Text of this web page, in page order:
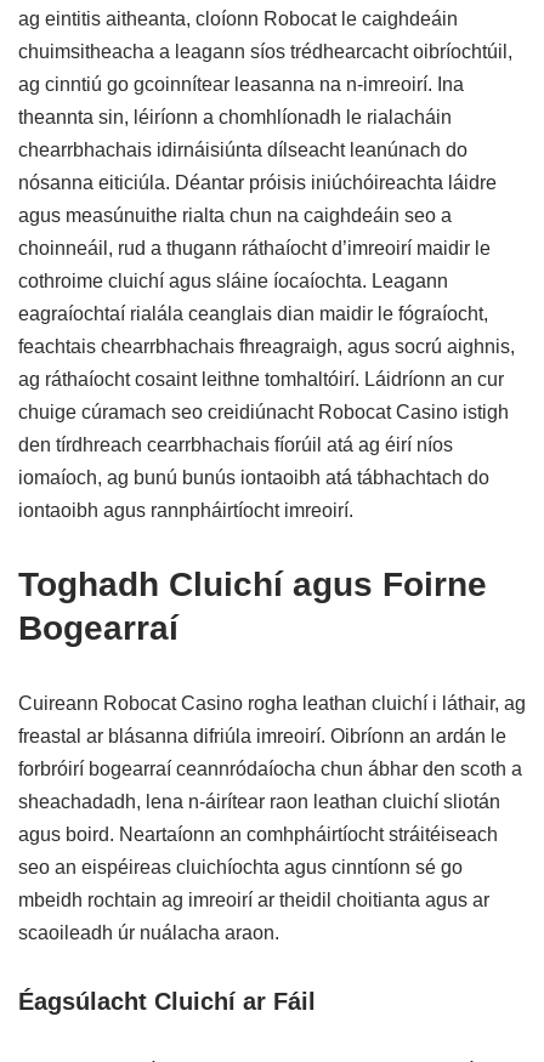
ag eintitis aitheanta, cloíonn Robocat le caighdeáin
chuimsitheacha a leagann síos trédhearcacht oibríochtúil,
ag cinntiú go gcoinnítear leasanna na n-imreoirí. Ina
theannta sin, léiríonn a chomhlíonadh le rialacháin
chearrbhachais idirnáisiúnta dílseacht leanúnach do
nósanna eiticiúla. Déantar próisis iniúchóireachta láidre
agus measúnuithe rialta chun na caighdeáin seo a
choinneáil, rud a thugann ráthaíocht d’imreoirí maidir le
cothroime cluichí agus sláine íocaíochta. Leagann
eagraíochtaí rialála ceanglais dian maidir le fógraíocht,
feachtais chearrbhachais fhreagraigh, agus socrú aighnis,
ag ráthaíocht cosaint leithne tomhaltóirí. Láidríonn an cur
chuige cúramach seo creidiúnacht Robocat Casino istigh
den tírdhreach cearrbhachais fíorúil atá ag éirí níos
iomaíoch, ag bunú bunús iontaoibh atá tábhachtach do
iontaoibh agus rannpháirtíocht imreoirí.
Toghadh Cluichí agus Foirne
Bogearraí
Cuireann Robocat Casino rogha leathan cluichí i láthair, ag
freastal ar blásanna difriúla imreoirí. Oibríonn an ardán le
forbróirí bogearraí ceannródaíocha chun ábhar den scoth a
sheachadadh, lena n-áirítear raon leathan cluichí sliotán
agus boird. Neartaíonn an comhpháirtíocht stráitéiseach
seo an eispéireas cluichíochta agus cinntíonn sé go
mbeidh rochtain ag imreoirí ar theidil choitianta agus ar
scaoileadh úr nuálacha araon.
Éagsúlacht Cluichí ar Fáil